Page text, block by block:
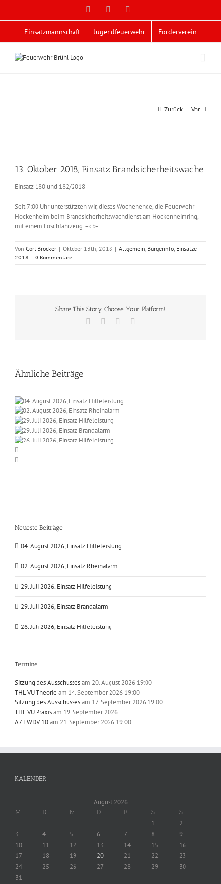
Facebook
Einsatzmannschaft Jugendfeuerwehr Förderverein
Zurück Vor
Bild
13. Oktober 2018, Einsatz Brandsicherheitswache
Einsatz 180 und 182/2018
Seit 7:00 Uhr unterstützten wir, dieses Wochenende, die Feuerwehr
Hockenheim beim Brandsicherheitswachdienst am Hockenheimring,
mit einem Löschfahrzeug. –cb-
Von Cort Bröcker | Oktober 13th, 2018 | Allgemein, Bürgerinfo, Einsätze
2018 | 0 Kommentare
Share This Story, Choose Your Platform!
Facebook
Ähnliche Beiträge
Neueste Beiträge
04. August 2026, Einsatz Hilfeleistung
02. August 2026, Einsatz Rheinalarm
29. Juli 2026, Einsatz Hilfeleistung
29. Juli 2026, Einsatz Brandalarm
26. Juli 2026, Einsatz Hilfeleistung
Termine
Sitzung des Ausschussesam 20. August 2026 19:00
THL VU Theorie am 14. September 2026 19:00
Sitzung des Ausschussesam 17. September 2026 19:00
THL VU Praxisam 19. September 2026
A7 FWDV 10am 21. September 2026 19:00
KALENDER
August 2026
M D M D F S S
1
2
3
4 5 6 7 8
9
10
11 12 13 14 15
16
17
18 19 20 21 22
23
24
25 26 27 28 29
30
31